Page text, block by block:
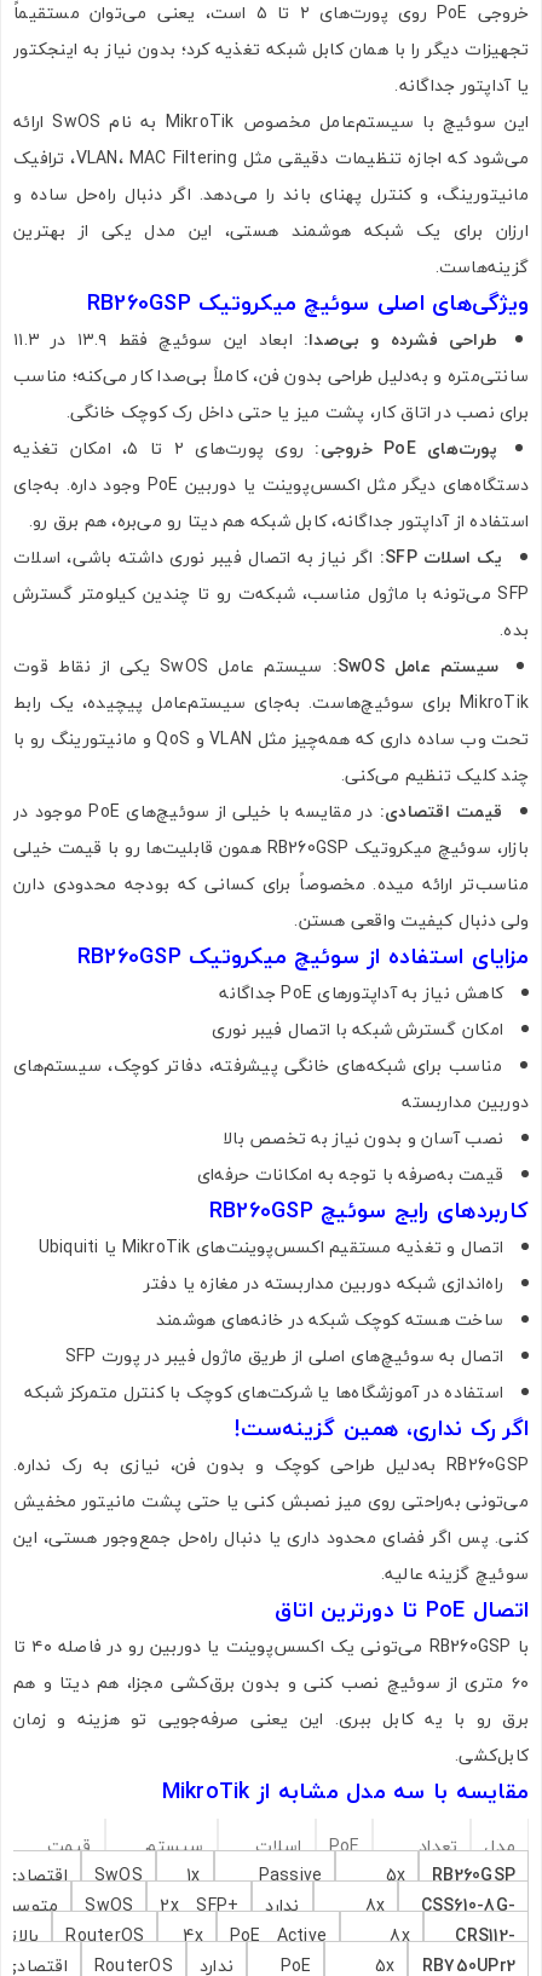
خروجی PoE روی پورت‌های ۲ تا ۵ است، یعنی می‌توان مستقیماً
تجهیزات دیگر را با همان کابل شبکه تغذیه کرد؛ بدون نیاز به اینجکتور
یا آداپتور جداگانه.
این سوئیچ با سیستم‌عامل مخصوص MikroTik به نام SwOS ارائه
می‌شود که اجازه تنظیمات دقیقی مثل VLAN، MAC Filtering، ترافیک
مانیتورینگ، و کنترل پهنای باند را می‌دهد. اگر دنبال راه‌حل ساده و
ارزان برای یک شبکه هوشمند هستی، این مدل یکی از بهترین
گزینه‌هاست.
ویژگی‌های اصلی سوئیچ میکروتیک RB260GSP
طراحی فشرده و بی‌صدا:
ابعاد این سوئیچ فقط ۱۳.۹ در ۱۱.۳
سانتی‌متره و به‌دلیل طراحی بدون فن، کاملاً بی‌صدا کار می‌کنه؛ مناسب
برای نصب در اتاق کار، پشت میز یا حتی داخل رک کوچک خانگی.
پورت‌های PoE خروجی:
روی پورت‌های ۲ تا ۵، امکان تغذیه
دستگاه‌های دیگر مثل اکسس‌پوینت یا دوربین PoE وجود داره. به‌جای
استفاده از آداپتور جداگانه، کابل شبکه هم دیتا رو می‌بره، هم برق رو.
یک اسلات SFP:
اگر نیاز به اتصال فیبر نوری داشته باشی، اسلات
SFP می‌تونه با ماژول مناسب، شبکه‌ت رو تا چندین کیلومتر گسترش
بده.
سیستم عامل SwOS:
سیستم عامل SwOS یکی از نقاط قوت
MikroTik برای سوئیچ‌هاست. به‌جای سیستم‌عامل پیچیده، یک رابط
تحت وب ساده داری که همه‌چیز مثل VLAN و QoS و مانیتورینگ رو با
چند کلیک تنظیم می‌کنی.
قیمت اقتصادی:
در مقایسه با خیلی از سوئیچ‌های PoE موجود در
بازار، سوئیچ میکروتیک RB260GSP همون قابلیت‌ها رو با قیمت خیلی
مناسب‌تر ارائه میده. مخصوصاً برای کسانی که بودجه محدودی دارن
ولی دنبال کیفیت واقعی هستن.
مزایای استفاده از سوئیچ میکروتیک RB260GSP
کاهش نیاز به آداپتورهای PoE جداگانه
امکان گسترش شبکه با اتصال فیبر نوری
مناسب برای شبکه‌های خانگی پیشرفته، دفاتر کوچک، سیستم‌های
دوربین مداربسته
نصب آسان و بدون نیاز به تخصص بالا
قیمت به‌صرفه با توجه به امکانات حرفه‌ای
کاربردهای رایج سوئیچ RB260GSP
اتصال و تغذیه مستقیم اکسس‌پوینت‌های MikroTik یا Ubiquiti
راه‌اندازی شبکه دوربین مداربسته در مغازه یا دفتر
ساخت هسته کوچک شبکه در خانه‌های هوشمند
اتصال به سوئیچ‌های اصلی از طریق ماژول فیبر در پورت SFP
استفاده در آموزشگاه‌ها یا شرکت‌های کوچک با کنترل متمرکز شبکه
اگر رک نداری، همین گزینه‌ست!
RB260GSP به‌دلیل طراحی کوچک و بدون فن، نیازی به رک نداره.
می‌تونی به‌راحتی روی میز نصبش کنی یا حتی پشت مانیتور مخفیش
کنی. پس اگر فضای محدود داری یا دنبال راه‌حل جمع‌وجور هستی، این
سوئیچ گزینه عالیه.
اتصال PoE تا دورترین اتاق
با RB260GSP می‌تونی یک اکسس‌پوینت یا دوربین رو در فاصله ۴۰ تا
۶۰ متری از سوئیچ نصب کنی و بدون برق‌کشی مجزا، هم دیتا و هم
برق رو با یه کابل ببری. این یعنی صرفه‌جویی تو هزینه و زمان
کابل‌کشی.
مقایسه با سه مدل مشابه از MikroTik
مدل
تعداد
پورت
PoE
اسلات
SFP
سیستم
عامل
قیمت
تقریبی
RB260GSP
5x
Gigabit
Passive
PoE روی 4
پورت
1x
SFP
SwOS
اقتصادی
CSS610-8G-
2S+IN
8x
Gigabit
ندارد
2x SFP+
(10G)
SwOS
متوسط
CRS112-
8x
PoE Active
4x
RouterOS
بالاتر
RB750UPr2
5x
PoE
ندارد RouterOS
اقتصادی
اشتراک گذاری در شبکه های اجتماعی
ارسال
تصاویر رسمی